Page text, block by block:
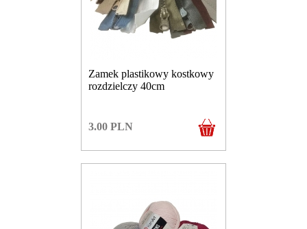
Zamek plastikowy kostkowy
rozdzielczy 40cm
3.00 PLN